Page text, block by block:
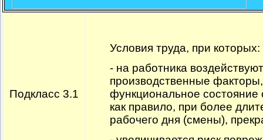
Подкласс 3.1
Условия труда, при которых:
- на работника
производственные
функциональное состояние
как правило, при более
рабочего дня (смены),